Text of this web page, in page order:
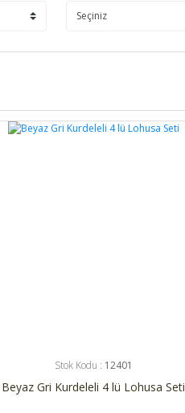
Stok Kodu : 12401
Beyaz Gri Kurdeleli 4 lü Lohusa Seti